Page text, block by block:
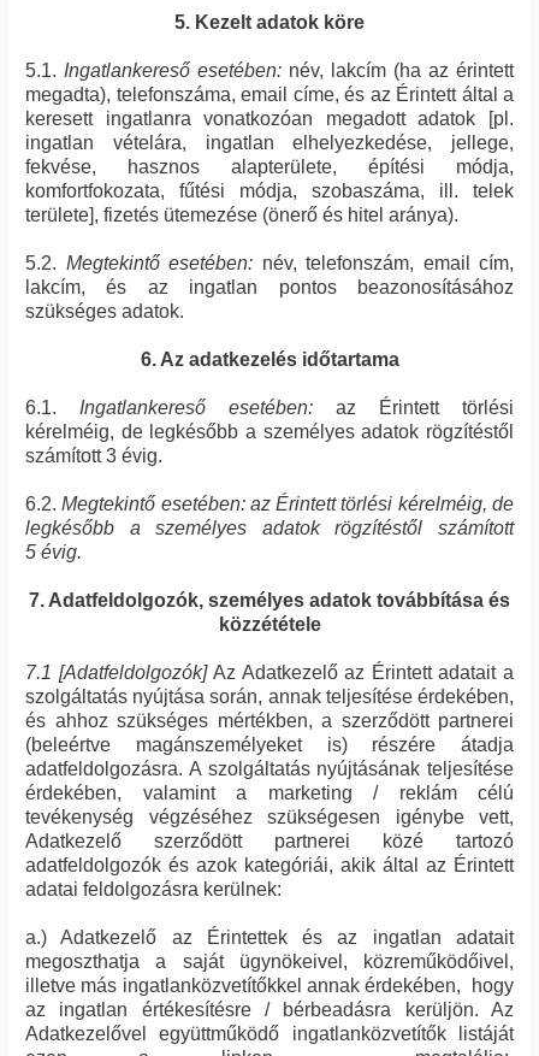
5. Kezelt adatok köre
5.1. Ingatlankereső esetében: név, lakcím (ha az érintett
megadta), telefonszáma, email címe, és az Érintett által a
keresett ingatlanra vonatkozóan megadott adatok [pl.
ingatlan vételára, ingatlan elhelyezkedése, jellege,
fekvése, hasznos alapterülete, építési módja,
komfortfokozata, fűtési módja, szobaszáma, ill. telek
területe], fizetés ütemezése (önerő és hitel aránya).
5.2. Megtekintő esetében: név, telefonszám, email cím,
lakcím, és az ingatlan pontos beazonosításához
szükséges adatok.
6. Az adatkezelés időtartama
6.1. Ingatlankereső esetében: az Érintett törlési
kérelméig, de legkésőbb a személyes adatok rögzítéstől
számított 3 évig.
6.2.Megtekintő esetében: az Érintett törlési kérelméig, de
legkésőbb a személyes adatok rögzítéstől számított
5 évig.
7. Adatfeldolgozók, személyes adatok továbbítása és
közzététele
7.1 [Adatfeldolgozók]Az Adatkezelő az Érintett adatait a
szolgáltatás nyújtása során, annak teljesítése érdekében,
és ahhoz szükséges mértékben, a szerződött partnerei
(beleértve magánszemélyeket is) részére átadja
adatfeldolgozásra. A szolgáltatás nyújtásának teljesítése
érdekében, valamint a marketing / reklám célú
tevékenység végzéséhez szükségesen igénybe vett,
Adatkezelő szerződött partnerei közé tartozó
adatfeldolgozók és azok kategóriái, akik által az Érintett
adatai feldolgozásra kerülnek:
a.) Adatkezelő az Érintettek és az ingatlan adatait
megoszthatja a saját ügynökeivel, közreműködőivel,
illetve más ingatlanközvetítőkkel annak érdekében, hogy
az ingatlan értékesítésre / bérbeadásra kerüljön. Az
Adatkezelővel együttműködő ingatlanközvetítők listáját